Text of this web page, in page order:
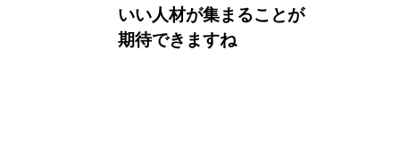
いい人材が集まることが
期待できますね